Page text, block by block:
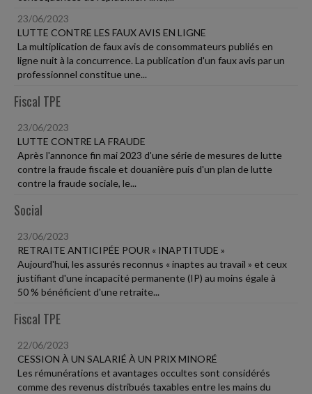
23/06/2023
LUTTE CONTRE LES FAUX AVIS EN LIGNE
La multiplication de faux avis de consommateurs publiés en
ligne nuit à la concurrence. La publication d'un faux avis par un
professionnel constitue une...
Fiscal TPE
23/06/2023
LUTTE CONTRE LA FRAUDE
Après l'annonce fin mai 2023 d'une série de mesures de lutte
contre la fraude fiscale et douanière puis d'un plan de lutte
contre la fraude sociale, le...
Social
23/06/2023
RETRAITE ANTICIPÉE POUR « INAPTITUDE »
Aujourd'hui, les assurés reconnus « inaptes au travail » et ceux
justifiant d'une incapacité permanente (IP) au moins égale à
50 % bénéficient d'une retraite...
Fiscal TPE
22/06/2023
CESSION À UN SALARIÉ À UN PRIX MINORÉ
Les rémunérations et avantages occultes sont considérés
comme des revenus distribués taxables entre les mains du